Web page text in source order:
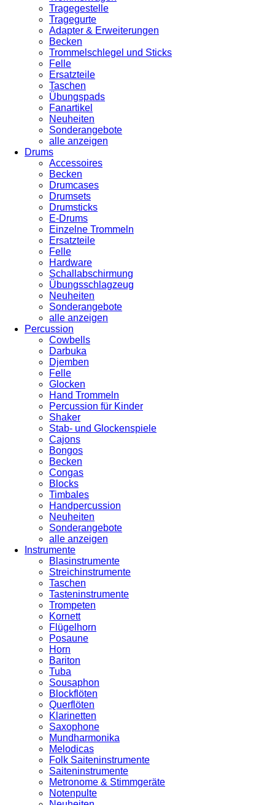
Tragegestelle
Tragegurte
Adapter & Erweiterungen
Becken
Trommelschlegel und Sticks
Felle
Ersatzteile
Taschen
Übungspads
Fanartikel
Neuheiten
Sonderangebote
alle anzeigen
Drums
Accessoires
Becken
Drumcases
Drumsets
Drumsticks
E-Drums
Einzelne Trommeln
Ersatzteile
Felle
Hardware
Schallabschirmung
Übungsschlagzeug
Neuheiten
Sonderangebote
alle anzeigen
Percussion
Cowbells
Darbuka
Djemben
Felle
Glocken
Hand Trommeln
Percussion für Kinder
Shaker
Stab- und Glockenspiele
Cajons
Bongos
Becken
Congas
Blocks
Timbales
Handpercussion
Neuheiten
Sonderangebote
alle anzeigen
Instrumente
Blasinstrumente
Streichinstrumente
Taschen
Tasteninstrumente
Trompeten
Kornett
Flügelhorn
Posaune
Horn
Bariton
Tuba
Sousaphon
Blockflöten
Querflöten
Klarinetten
Saxophone
Mundharmonika
Melodicas
Folk Saiteninstrumente
Saiteninstrumente
Metronome & Stimmgeräte
Notenpulte